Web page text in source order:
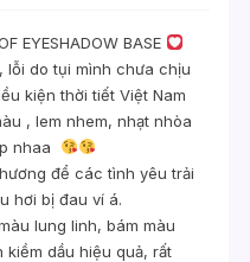
EYESHADOW BASE
lỗi do tụi mình chưa chịu
kiện thời tiết Việt Nam
, lem nhem, nhạt nhòa
nhaa
để các tình yêu trải
hơi bị đau ví á.
lung linh, bám màu
kiềm dầu hiệu quả, rất